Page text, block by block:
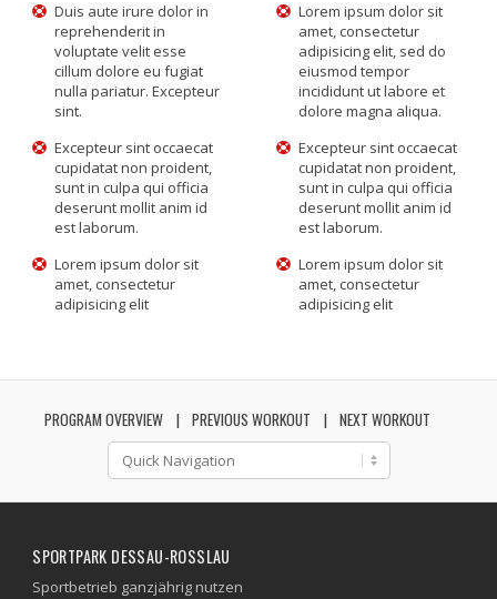
Duis aute irure dolor in
reprehenderit in
voluptate velit esse
cillum dolore eu fugiat
nulla pariatur. Excepteur
sint.
Lorem ipsum dolor sit
amet, consectetur
adipisicing elit, sed do
eiusmod tempor
incididunt ut labore et
dolore magna aliqua.
Excepteur sint occaecat
cupidatat non proident,
sunt in culpa qui officia
deserunt mollit anim id
est laborum.
Excepteur sint occaecat
cupidatat non proident,
sunt in culpa qui officia
deserunt mollit anim id
est laborum.
Lorem ipsum dolor sit
amet, consectetur
adipisicing elit
Lorem ipsum dolor sit
amet, consectetur
adipisicing elit
PROGRAM OVERVIEW PREVIOUS WORKOUT NEXT WORKOUT
SPORTPARK DESSAU-ROSSLAU
Sportbetrieb ganzjährig nutzen